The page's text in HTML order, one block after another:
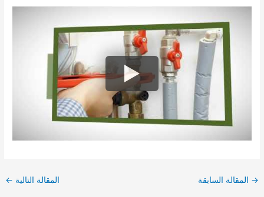
→ المقالة السابقة المقالة التالية ←